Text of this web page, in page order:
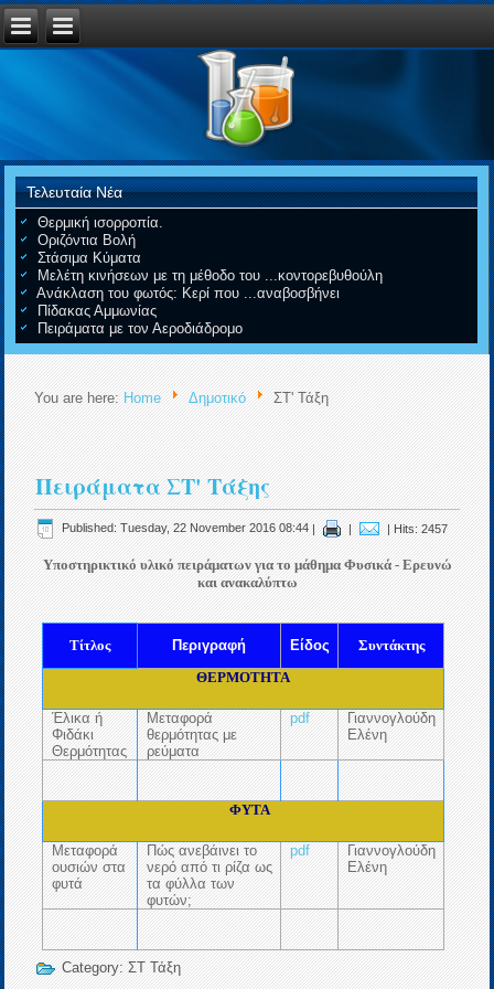
Τελευταία Νέα
Θερμική ισορροπία.
Οριζόντια Βολή
Στάσιμα Κύματα
Μελέτη κινήσεων με τη μέθοδο του ...κοντορεβυθούλη
Ανάκλαση του φωτός: Κερί που ...αναβοσβήνει
Πίδακας Αμμωνίας
Πειράματα με τον Αεροδιάδρομο
You are here: Home Δημοτικό ΣΤ' Τάξη
Πειράματα ΣΤ' Τάξης
Published: Tuesday, 22 November 2016 08:44 | | | Hits: 2457
Υποστηρικτικό υλικό πειράματων για το μάθημα Φυσικά - Ερευνώ
και ανακαλύπτω
Τίτλος Περιγραφή Είδος
Συντάκτης
ΘΕΡΜΟΤΗΤΑ
Έλικα ή
Φιδάκι
Θερμότητας
Μεταφορά
θερμότητας με
ρεύματα
pdf
Γιαννογλούδη
Ελένη
ΦΥΤΑ
Μεταφορά
ουσιών στα
φυτά
Πώς ανεβάινει το
νερό από τι ρίζα ως
τα φύλλα των
φυτών;
pdf
Γιαννογλούδη
Ελένη
Category:ΣΤ Τάξη